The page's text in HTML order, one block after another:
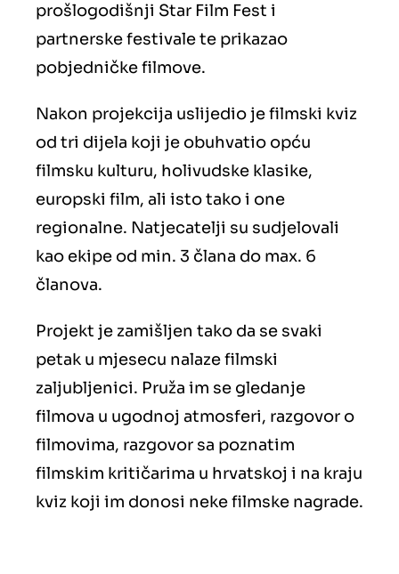
prošlogodišnji Star Film Fest i
partnerske festivale te prikazao
pobjedničke filmove.
Nakon projekcija uslijedio je filmski kviz
od tri dijela koji je obuhvatio opću
filmsku kulturu, holivudske klasike,
europski film, ali isto tako i one
regionalne. Natjecatelji su sudjelovali
kao ekipe od min. 3 člana do max. 6
članova.
Projekt je zamišljen tako da se svaki
petak u mjesecu nalaze filmski
zaljubljenici. Pruža im se gledanje
filmova u ugodnoj atmosferi, razgovor o
filmovima, razgovor sa poznatim
filmskim kritičarima u hrvatskoj i na kraju
kviz koji im donosi neke filmske nagrade.